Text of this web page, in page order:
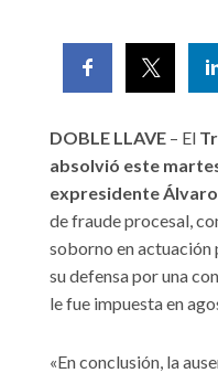
DOBLE LLAVE – El
absolvió este
expresidente
de fraude procesal,
soborno en actuación
su defensa por una
le fue impuesta en
«En conclusión, la